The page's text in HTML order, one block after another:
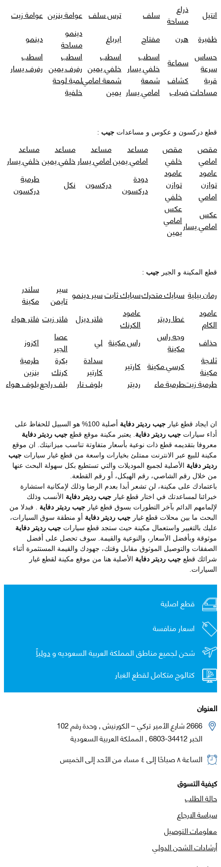
انتيل
ذراع
مساحة سلف ترس سلف عوامة بنزين عوامة زيت
ظفيرة
هرن مفتاح ايرباغ
دينمو
مساحة
دينمو
حساس
سرعة
سماعة اسطب
خلفي يسار
اسطب
خلفي يمين
اسطب
رفرف يمين
اسطب
رفرف يسار
قربة
مساحات
كشاف
ضباب
شمعة
امامي يسار
شمعة امامي
يمين
لمبة لوحة
خلفية
قطع دركسون و عكوس و مساعدات جيب :
مقص
امامي
مقص
خلفي
مساعد
امامي يمين
مساعد
امامي يسار
مساعد
خلفي يمين
مساعد
خلفي يسار
عامود
توازن
امامي
عامود
توازن
خلفي
دودة
دركسون
دركسون نكل
طرمبة
دركسون
عكس
امامي يسار
عكس
امامي
يمين
قطع المكينة و الجير جيب :
رمان بيلية سبايك متحركسبايك ثابتسير دينمو سير
تايمن
سلندر
مكينة
عامود
الكام
غطا رديتر
عامود
الكرنك
فلتر ديزل فلتر زيت فلتر هواء
حذاف
وجه راس
مكينة
راس مكينة لي
عصا
الجير
اكزوز
ثلاجة
مكينة
كرسي مكينة كارتير
سدادة
كارتير
بكرة
كرنك
طرمبة
بنزين
طرمبة زيتطرمبة ماء رديتر بلوف نار بلف راجعبلوف هواء
ان ايجاد قطع غيار جيب رديتر دفاية
أصلية 100% هو السبيل للحفاظ على
أداء سيارات جيب رديتر دفاية . يعتبر مكينة موقع قطع جيب رديتر دفاية
معروفا بتقديمه قطع ذات نوعية بأسعار متفاوتة تناسب ميزانيتك. ان موقع
مكينة للبيع عبر الانترنت ممتلئ بخيارات واسعة من قطع غيار سيارات جيب
رديتر دفاية الأصلية لجميع الموديلات والتي تستطيع بكل سهولة البحث عنها
من خلال رقم الشاصي، رقم الهيكل، أو رقم القطعة.
باعتمادك على مكينة، لن تشعر أبدا بعدم الرضا وذلك لإمكانية استشارة
خبرائنا لمساعدتك في اختار قطع غيار جيب رديتر دفاية الأنسب وذلك
لإلمامهم الدائم بآخر التطورات بسوق قطع غيار جيب رديتر دفاية . فبدلا من
البحث ما بين محلات قطع غيار جيب رديتر دفاية أو منطقة سوق السيارات،
عليك بالتغيير واستعمال مكينة حيث ستجد قطع سيارات جيب رديتر دفاية
موثوقة وبأفضل الأسعار، والنوعية والقيمة. سوف تحصل على أفضل
الصفقات والتوصيل الموثوق مقابل وقتك، جهودك والقيمة المستثمرة أثناء
شرائك قطع جيب رديتر دفاية الأصلية هنا من موقع مكينة لقطع غيار
السيارات.
قطع اصلية
اسعار منافسة
شحن لجميع مناطق المملكة العربية السعوديه ودولياً
كتالوج متكامل لقطع الغيار
العنوان
2666 شارع الأمير تركي – الكورنيش , وحدة رقم 102
الخبر 34412-6803 , المملكة العربية السعودية
الساعة ٨ صباحًا إلى ٤ مساء من الأحد إلى الخميس
كيفية التسوق
حالة الطلب
سياسة الارجاع
معلومات التوصيل
أرشادات الشحن الدولي